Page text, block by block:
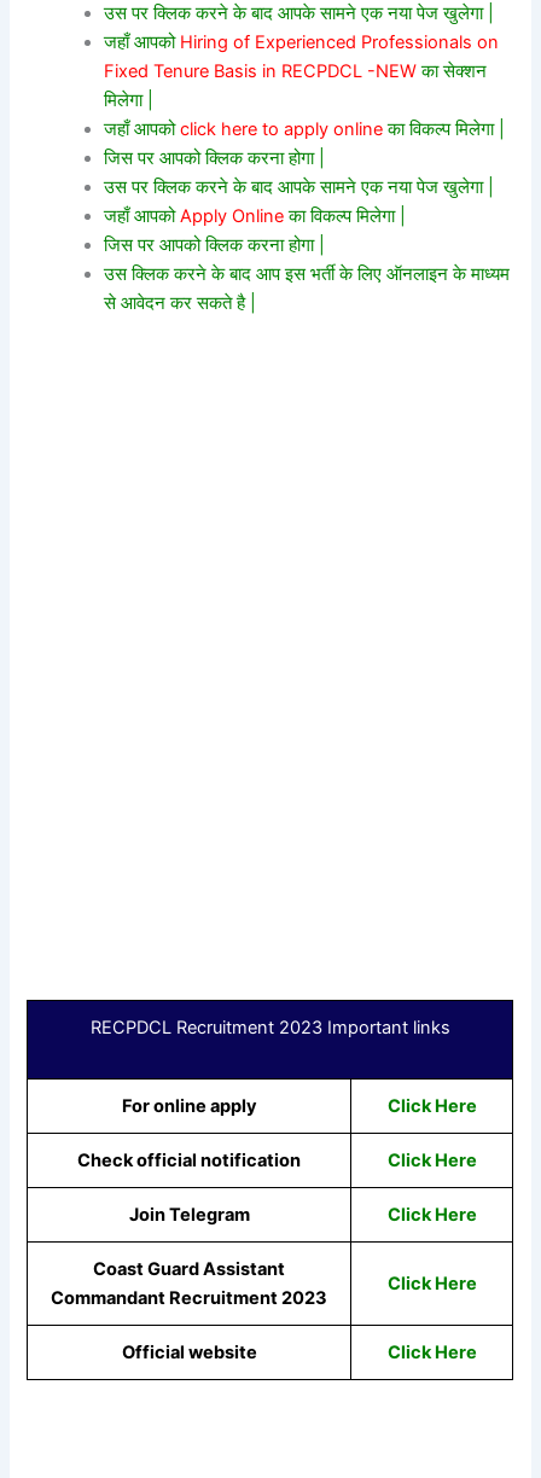
उस पर क्लिक करने के बाद आपके सामने एक नया पेज खुलेगा |
जहाँ आपको Hiring of Experienced Professionals on
Fixed Tenure Basis in RECPDCL -NEWका सेक्शन
मिलेगा |
जहाँ आपकोclick here to apply onlineका विकल्प मिलेगा |
जिस पर आपको क्लिक करना होगा |
उस पर क्लिक करने के बाद आपके सामने एक नया पेज खुलेगा |
जहाँ आपकोApply Onlineका विकल्प मिलेगा |
जिस पर आपको क्लिक करना होगा |
उस क्लिक करने के बाद आप इस भर्ती के लिए ऑनलाइन के माध्यम
से आवेदन कर सकते है |
RECPDCL Recruitment 2023 Important links
For online apply Click Here
Check official notification Click Here
Join Telegram Click Here
Coast Guard Assistant
Commandant Recruitment 2023
Click Here
Official website Click Here